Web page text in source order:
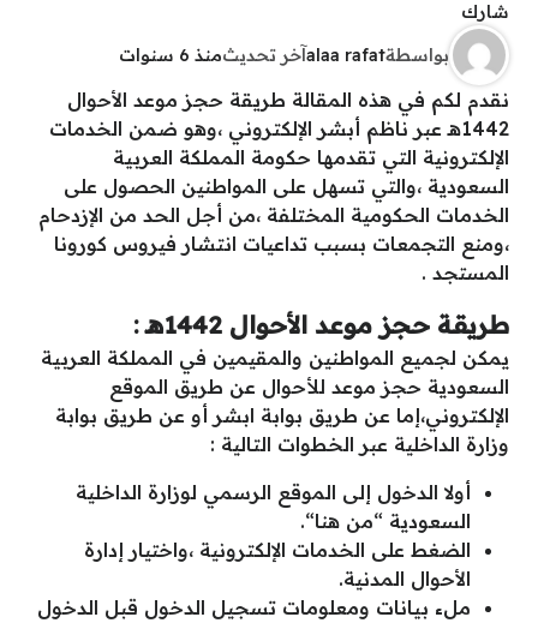
شارك
بواسطةalaa rafatآخر تحديثمنذ 6 سنوات
نقدم لكم في هذه المقالة طريقة حجز موعد الأحوال
1442هـ عبر ناظم أبشر الإلكتروني ،وهو ضمن الخدمات
الإلكترونية التي تقدمها حكومة المملكة العربية
السعودية ،والتي تسهل على المواطنين الحصول على
الخدمات الحكومية المختلفة ،من أجل الحد من الإزدحام
،ومنع التجمعات بسبب تداعيات انتشار فيروس كورونا
المستجد .
طريقة حجز موعد الأحوال 1442هـ :
يمكن لجميع المواطنين والمقيمين في المملكة العربية
السعودية حجز موعد للأحوال عن طريق الموقع
الإلكتروني،إما عن طريق بوابة ابشر أو عن طريق بوابة
وزارة الداخلية عبر الخطوات التالية :
أولا الدخول إلى الموقع الرسمي لوزارة الداخلية
السعودية “من هنا“.
الضغط على الخدمات الإلكترونية ،واختيار إدارة
الأحوال المدنية.
ملء بيانات ومعلومات تسجيل الدخول قبل الدخول